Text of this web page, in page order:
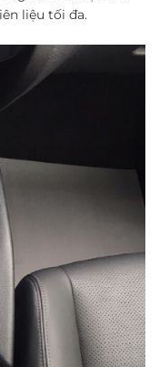
liệu tối đa.